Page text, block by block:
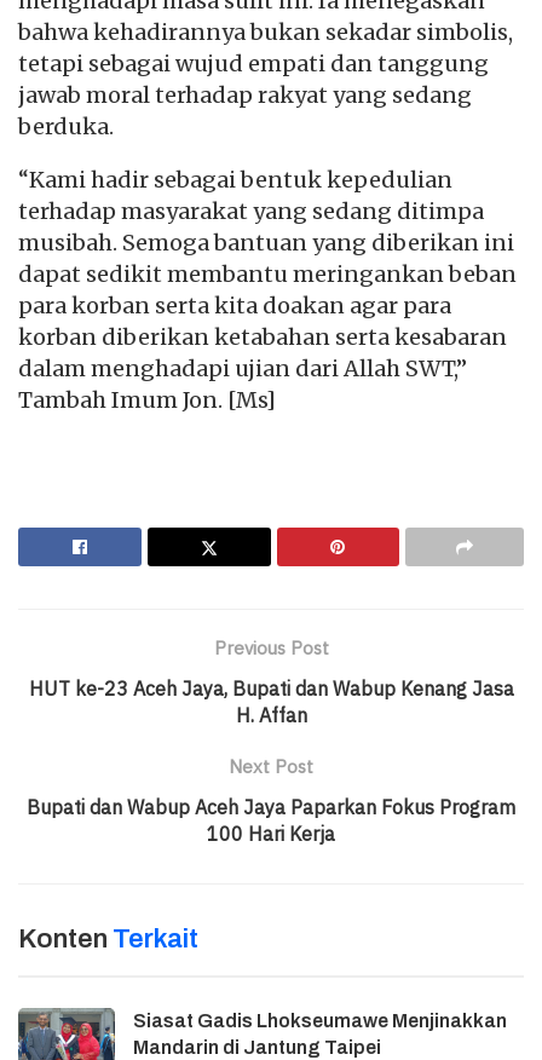
bahwa kehadirannya bukan sekadar simbolis,
tetapi sebagai wujud empati dan tanggung
jawab moral terhadap rakyat yang sedang
berduka.
“Kami hadir sebagai bentuk kepedulian
terhadap masyarakat yang sedang ditimpa
musibah. Semoga bantuan yang diberikan ini
dapat sedikit membantu meringankan beban
para korban serta kita doakan agar para
korban diberikan ketabahan serta kesabaran
dalam menghadapi ujian dari Allah SWT,”
Tambah Imum Jon. [Ms]
Previous Post
HUT ke-23 Aceh Jaya, Bupati dan Wabup Kenang Jasa
H. Affan
Next Post
Bupati dan Wabup Aceh Jaya Paparkan Fokus Program
100 Hari Kerja
Konten Terkait
Siasat Gadis Lhokseumawe Menjinakkan
Mandarin di Jantung Taipei